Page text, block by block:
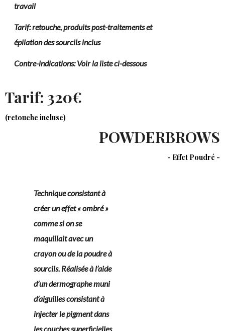
travail
Tarif: retouche, produits post-traitements et
épilation des sourcils inclus
Contre-indications: Voir la liste ci-dessous
Tarif: 320€
(retouche incluse)
POWDERBROWS
- Effet Poudré -
Technique consistant à
créer un effet « ombré »
comme si on se
maquillait avec un
crayon ou de la poudre à
sourcils. Réalisée à l’aide
d’un dermographe muni
d’aiguilles consistant à
injecter le pigment dans
les couches superficielles